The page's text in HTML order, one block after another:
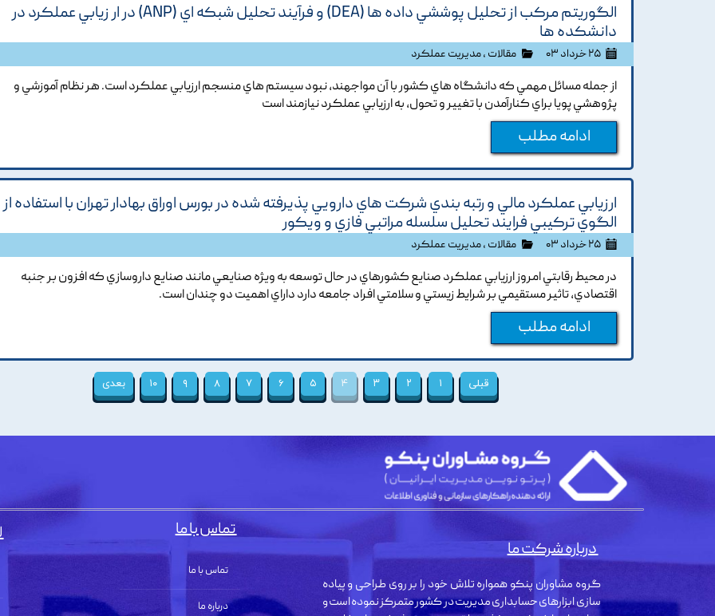
الگوريتم مرکب از تحليل پوششي داده ها (DEA) و فرآيند تحليل شبکه اي (ANP) در ار زيابي عملکرد در
دانشکده ها
۲۵ خرداد ۰۳ مقالات ،مدیریت عملکرد
از جمله مسائل مهمي که دانشگاه هاي کشور با آن مواجهند, نبود سيستم هاي منسجم ارزيابي عملکرد است. هر نظام آموزشي و
پژوهشي پويا براي کنارآمدن با تغيير و تحول, به ارزيابي عملکرد نيازمند است
ادامه مطلب
ارزيابي عملکرد مالي و رتبه بندي شرکت هاي دارويي پذيرفته شده در بورس اوراق بهادار تهران با استفاده از
الگوي ترکيبي فرايند تحليل سلسله مراتبي فازي و ويکور
۲۵ خرداد ۰۳ مقالات ،مدیریت عملکرد
در محيط رقابتي امروز ارزيابي عملکرد صنايع کشورهاي در حال توسعه به ويژه صنايعي مانند صنايع داروسازي که افزون بر جنبه
اقتصادي, تاثير مستقيمي بر شرايط زيستي و سلامتي افراد جامعه دارد داراي اهميت دو چندان است.
ادامه مطلب
قبلی ۱ ۲ ۳ ۴ ۵ ۶ ۷ ۸ ۹ ۱۰ بعدی
تماس با ما
درباره ما
تماس با ما
گروه مشاوران پنکو همواره تلاش خود را بر روی طراحی و پیاده
سازی ابزارهای حسابداری مدیریت در کشور متمرکز نموده است و
درباره شرکت ما